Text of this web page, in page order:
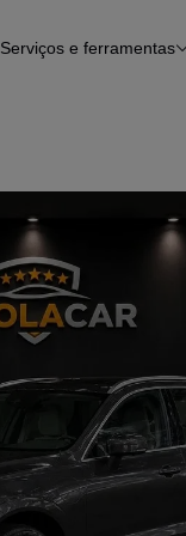
Serviços e ferramentas